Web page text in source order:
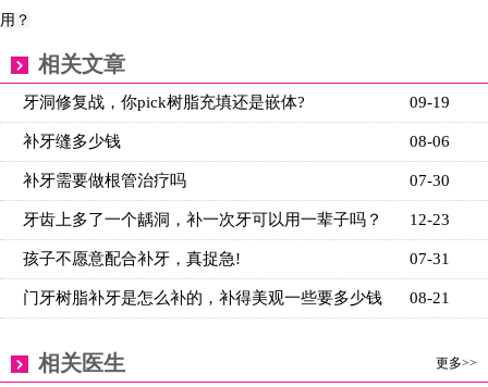
用？
相关文章
09-19
牙洞修复战，你pick树脂充填还是嵌体?
08-06
补牙缝多少钱
07-30
补牙需要做根管治疗吗
12-23
牙齿上多了一个龋洞，补一次牙可以用一辈子吗？
07-31
孩子不愿意配合补牙，真捉急!
08-21
门牙树脂补牙是怎么补的，补得美观一些要多少钱
更多>>
相关医生